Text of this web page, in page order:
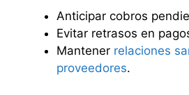
Anticipar cobros
Evitar retrasos en
Mantener relaciones
proveedores.